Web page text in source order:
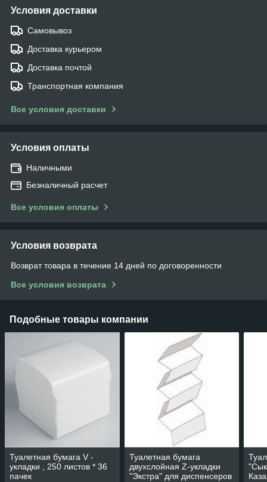
Условия доставки
Самовывоз
Доставка курьером
Доставка почтой
Транспортная компания
Все условия доставки
Условия оплаты
Наличными
Безналичный расчет
Все условия оплаты
Условия возврата
Возврат товара в течение 14 дней по договоренности
Все условия возврата
Подобные товары компании
Туалетная бумага V -
укладки , 250 листов * 36
пачек
Туалетная бумага
двухслойная Z-укладки
"Экстра" для диспенсеров